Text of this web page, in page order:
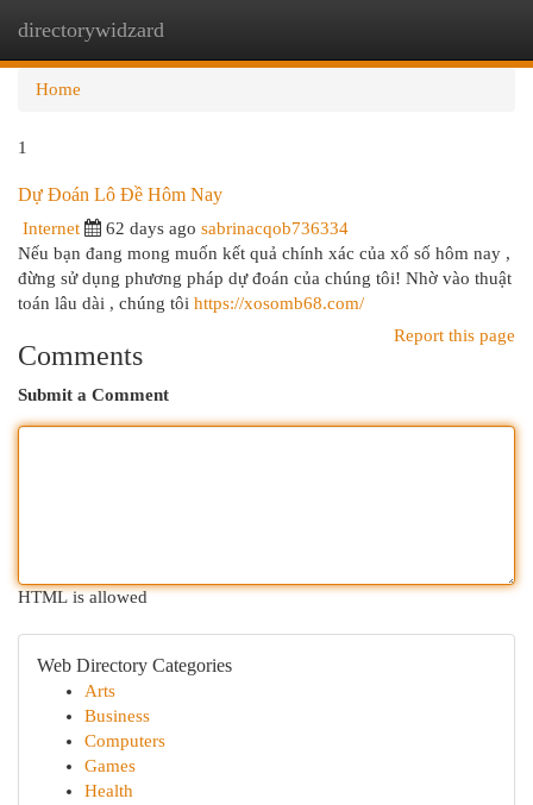
directorywidzard
Home
1
Dự Đoán Lô Đề Hôm Nay
Internet 62 days ago sabrinacqob736334
Nếu bạn đang mong muốn kết quả chính xác của xổ số hôm nay ,
đừng sử dụng phương pháp dự đoán của chúng tôi! Nhờ vào thuật
toán lâu dài , chúng tôi https://xosomb68.com/
Report this page
Comments
Submit a Comment
HTML is allowed
Web Directory Categories
Arts
Business
Computers
Games
Health